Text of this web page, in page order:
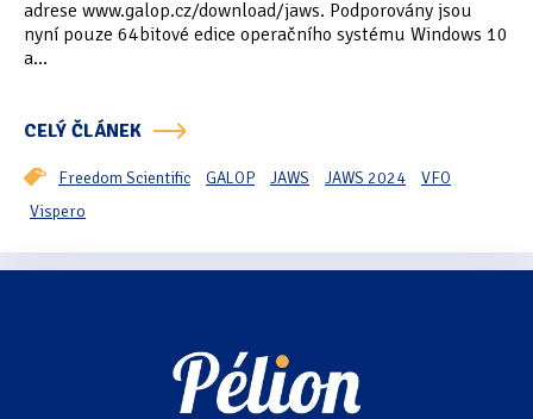
adrese www.galop.cz/download/jaws. Podporovány jsou
nyní pouze 64bitové edice operačního systému Windows 10
a...
CELÝ ČLÁNEK
Freedom Scientific GALOP JAWS JAWS 2024
VFO
Vispero